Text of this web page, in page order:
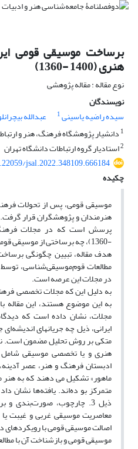
برساخت موسیقی قومی
هنری (1400 -1360)
نوع مقاله : مقاله پژوهشی
نویسندگان
سیده راضیه یاسینی1 عبدالله
1 دانشیار پژوهشگاه فرهنگ، هنر و
2استادیار گروه ارتباطات دانشگاه تهران
jsal.2022.348109.666184
چکیده
موسیقی قومی، پس از تحولات
هنرمندان و پژوهشگران قرار
-1360)، چه برساختی از موسیقی قومی صورت گرفته است؟
هدف مقاله، تبیین چگونگی
مطالعات قوم‌موسیقی‌شناسی،
در مجلات این عرصه است.
به دلیل این که مجلات تخصصی
به این موضوع هستند، این مقاله
مجلات، نشان داده است که
ایرانی، ذیل چه جریانهای
هنری و یا تخصصی موسیقی شامل
ادبستان فرهنگ و هنر، عصر
ماهور» تشکیل می دهند که به هنر
متمرکز بو ده‌اند. یافته‌ها نشان
موسیقی قومی و بازشناخت آن با